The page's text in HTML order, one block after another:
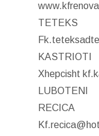
TETEKS
KASTRIOTI
Xhepcisht
LUBOTENI
RECICA